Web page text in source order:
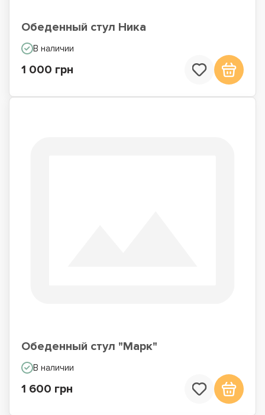
Обеденный стул Ника
В наличии
1 000 грн
Обеденный стул "Марк"
В наличии
1 600 грн